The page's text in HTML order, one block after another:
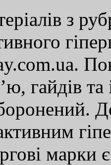
з
гайдів
марки